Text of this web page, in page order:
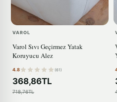
VAROL
Varol Sıvı Geçirmez Yatak
Koruyucu Alez
4.8 (61)
368,86TL
718,76TL